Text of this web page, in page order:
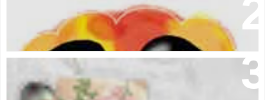
Aku Dan Kamu Yang Takkan Berubah Menjadi Kita
I Believe In Me